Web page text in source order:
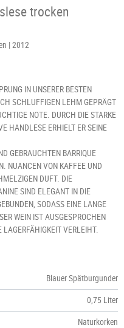
trocken
2012
IN UNSERER BESTEN
SCHLUFFIGEN LEHM GEPRÄGT
NOTE. DURCH DIE STARKE
HANDLESE ERHIELT ER SEINE
GEBRAUCHTEN BARRIQUE
NUANCEN VON KAFFEE UND
DUFT. DIE
SIND ELEGANT IN DIE
SODASS EINE LANGE
WEIN IST AUSGESPROCHEN
VERLEIHT.
Blauer Spätburgunder
0,75 Liter
Naturkorken